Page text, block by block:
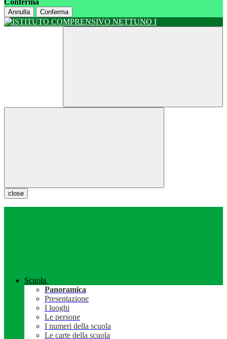
Conferma
Annulla Conferma
close
Scuola
Panoramica
Presentazione
I luoghi
Le persone
I numeri della scuola
Le carte della scuola